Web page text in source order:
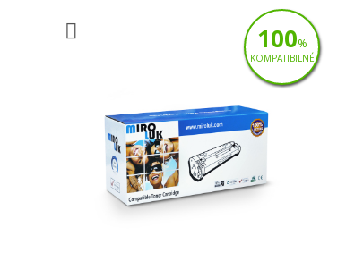
100%
KOMPATIBILNÉ